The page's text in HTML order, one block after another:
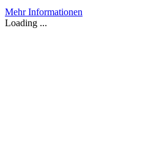
Mehr Informationen
Loading ...